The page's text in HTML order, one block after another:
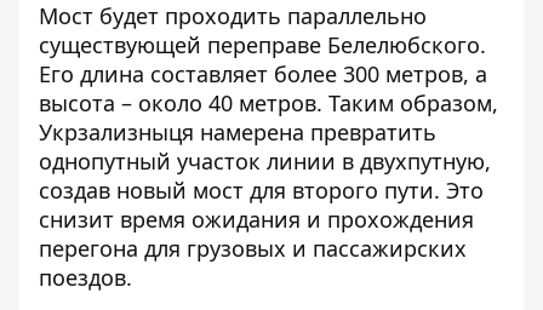
Мост будет проходить параллельно
существующей переправе Белелюбского.
Его длина составляет более 300 метров, а
высота – около 40 метров. Таким образом,
Укрзализныця намерена превратить
однопутный участок линии в двухпутную,
создав новый мост для второго пути. Это
снизит время ожидания и прохождения
перегона для грузовых и пассажирских
поездов.